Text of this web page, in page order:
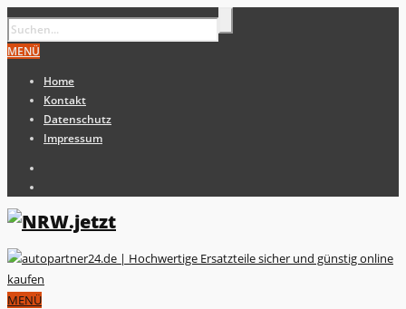
MENÜ
Home
Kontakt
Datenschutz
Impressum
MENÜ